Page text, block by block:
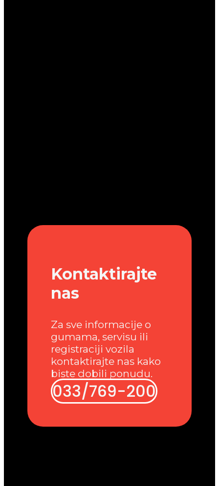
Kontaktirajte
nas
Za sve informacije o
gumama, servisu ili
registraciji vozila
kontaktirajte nas kako
biste dobili ponudu.
033/769-200